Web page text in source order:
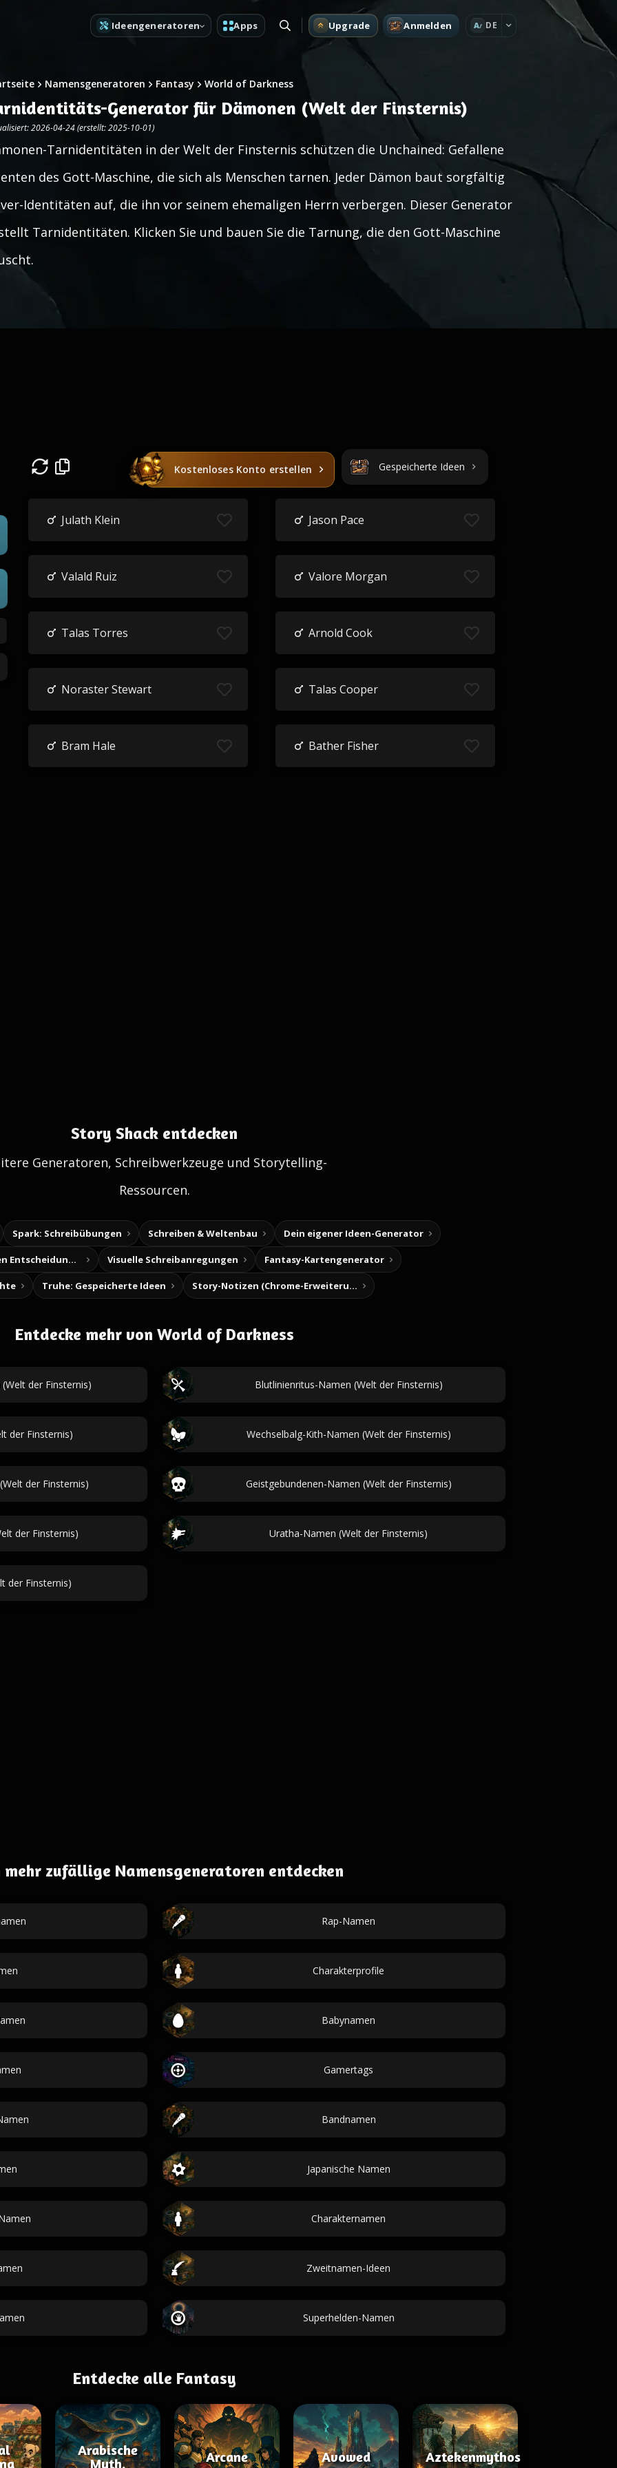
Ideengeneratoren Apps Upgrade Anmelden A DE
Namensgeneratoren Fantasy World of Darkness
Generator für Dämonen (Welt der Finsternis)
2026-04-24 (erstellt: 2025-10-01)
Tarnidentitäten in der Welt der Finsternis schützen die Unchained: Gefallene
des Gott-Maschine, die sich als Menschen tarnen. Jeder Dämon baut sorgfältig
Identitäten auf, die ihn vor seinem ehemaligen Herrn verbergen. Dieser Generator
Tarnidentitäten. Klicken Sie und bauen Sie die Tarnung, die den Gott-Maschine
Kostenloses Konto erstellen Gespeicherte Ideen
Julath Klein Jason Pace
Valald Ruiz Valore Morgan
Talas Torres Arnold Cook
Noraster Stewart Talas Cooper
Bram Hale Bather Fisher
Story Shack entdecken
Generatoren, Schreibwerkzeuge und Storytelling-
Ressourcen.
Spark: Schreibübungen Schreiben & Weltenbau Dein eigener Ideen-Generator
Baue deine eigenen Entscheidungsabenteuer Visuelle Schreibanregungen Fantasy-Kartengenerator
Truhe: Gespeicherte Ideen Story-Notizen (Chrome-Erweiterung)
Entdecke mehr von World of Darkness
der Finsternis) Blutlinienritus-Namen (Welt der Finsternis)
der Finsternis) Wechselbalg-Kith-Namen (Welt der Finsternis)
der Finsternis) Geistgebundenen-Namen (Welt der Finsternis)
der Finsternis) Uratha-Namen (Welt der Finsternis)
der Finsternis)
mehr zufällige Namensgeneratoren entdecken
Rap-Namen
Charakterprofile
Babynamen
Gamertags
Bandnamen
Japanische Namen
Charakternamen
Zweitnamen-Ideen
Superhelden-Namen
Entdecke alle Fantasy
Arabische
Myth.
Arcane Avowed Aztekenmythos